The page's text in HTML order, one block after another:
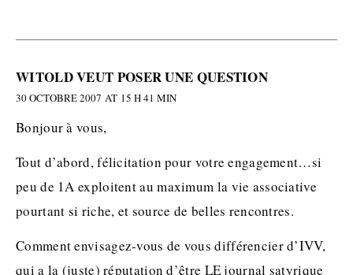
WITOLD VEUT POSER UNE QUESTION
30 OCTOBRE 2007 AT 15 H 41 MIN
Bonjour à vous,
Tout d’abord, félicitation pour votre engagement…si
peu de 1A exploitent au maximum la vie associative
pourtant si riche, et source de belles rencontres.
Comment envisagez-vous de vous différencier d’IVV,
qui a la (juste) réputation d’être LE journal satyrique